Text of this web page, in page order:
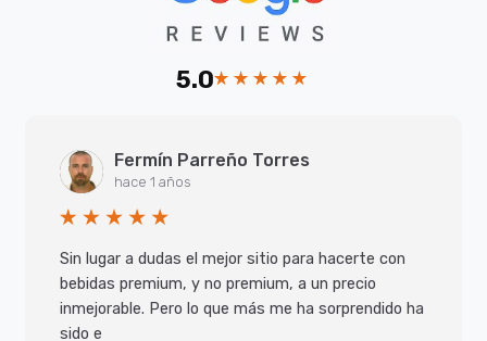
5.0
Fermín Parreño Torres
hace 1 años
Sin lugar a dudas el mejor sitio para hacerte con
bebidas premium, y no premium, a un precio
inmejorable. Pero lo que más me ha sorprendido ha
sido e